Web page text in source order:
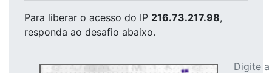
Para liberar o acesso do IP 216.73.217.98,
responda ao desafio abaixo.
Digite